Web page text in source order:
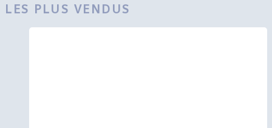
LES PLUS VENDUS